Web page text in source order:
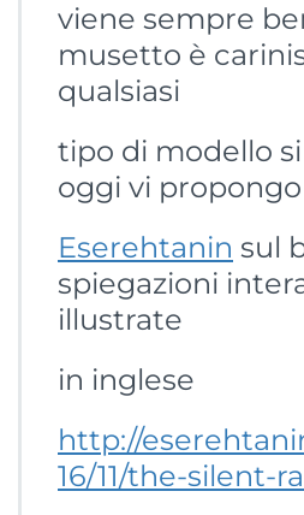
viene sempre
musetto è
qualsiasi
tipo di modello
oggi vi
Eserehtanin sul
spiegazioni
illustrate
in inglese
http://
16/11/the-silent-